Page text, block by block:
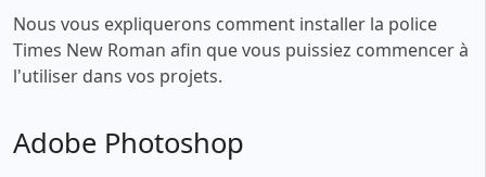
Nous vous expliquerons comment installer la police
Times New Roman afin que vous puissiez commencer à
l'utiliser dans vos projets.
Adobe Photoshop